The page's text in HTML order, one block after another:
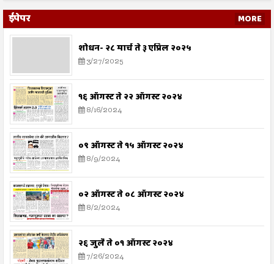
ईपेपर MORE
शोधन- २८ मार्च ते ३ एप्रिल २०२५
3/27/2025
१६ ऑगस्ट ते २२ ऑगस्ट २०२४
8/16/2024
०९ ऑगस्ट ते १५ ऑगस्ट २०२४
8/9/2024
०२ ऑगस्ट ते ०८ ऑगस्ट २०२४
8/2/2024
२६ जुलै ते ०१ ऑगस्ट २०२४
7/26/2024